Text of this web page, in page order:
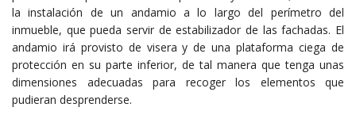
la instalación de un andamio a lo largo del perímetro del
inmueble, que pueda servir de estabilizador de las fachadas. El
andamio irá provisto de visera y de una plataforma ciega de
protección en su parte inferior, de tal manera que tenga unas
dimensiones adecuadas para recoger los elementos que
pudieran desprenderse.